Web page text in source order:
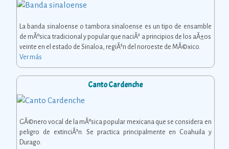
La banda sinaloense o tambora sinaloense es un tipo de ensamble
de mÃºsica tradicional y popular que naciÃ³ a principios de los aÃ±os
veinte en el estado de Sinaloa, regiÃ³n del noroeste de MÃ©xico.
Ver más
Canto Cardenche
GÃ©nero vocal de la mÃºsica popular mexicana que se considera en
peligro de extinciÃ³n. Se practica principalmente en Coahuila y
Durago.